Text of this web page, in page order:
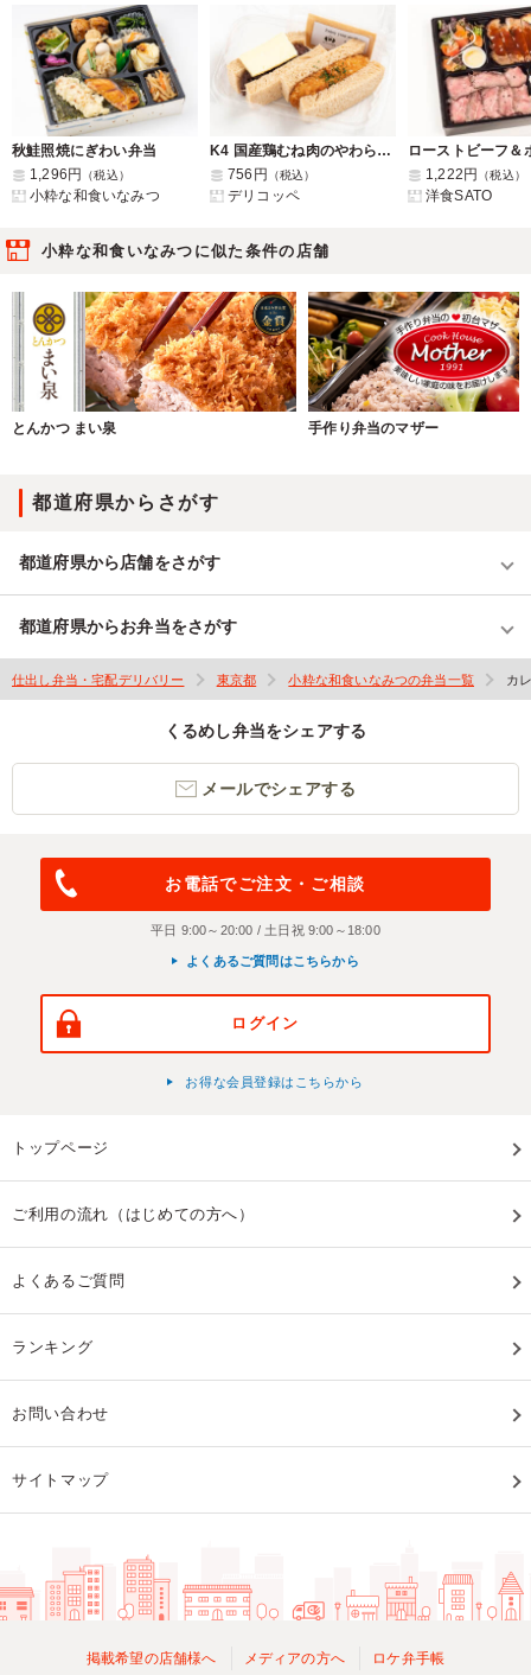
秋鮭照焼にぎわい弁当
1,296円
（税込）
小粋な和食いなみつ
K4 国産鶏むね肉のやわらかソースチキン&北海道産あかね大納言のあんバターの全粒粉サンドイッチ
756円
（税込）
デリコッペ
1,222円 （税込）
洋食SATO
小粋な和食いなみつに似た条件の店舗
とんかつ まい泉 手作り弁当のマザー
都道府県からさがす
都道府県から店舗をさがす
都道府県からお弁当をさがす
仕出し弁当・宅配デリバリー 東京都 小粋な和食いなみつの弁当一覧 カ
くるめし弁当をシェアする
メールでシェアする
お電話でご注文・ご相談
平日 9:00～20:00 / 土日祝 9:00～18:00
よくあるご質問はこちらから
ログイン
お得な会員登録はこちらから
トップページ
ご利用の流れ（はじめての方へ）
よくあるご質問
ランキング
お問い合わせ
サイトマップ
掲載希望の店舗様へ メディアの方へ ロケ弁手帳